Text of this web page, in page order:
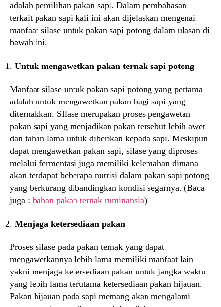
adalah pemilihan pakan sapi. Dalam pembahasan
terkait pakan sapi kali ini akan dijelaskan mengenai
manfaat silase untuk pakan sapi potong dalam ulasan di
bawah ini.
Untuk mengawetkan pakan ternak sapi potong
Manfaat silase untuk pakan sapi potong yang pertama
adalah untuk mengawetkan pakan bagi sapi yang
diternakkan. SIlase merupakan proses pengawetan
pakan sapi yang menjadikan pakan tersebut lebih awet
dan tahan lama untuk diberikan kepada sapi. Meskipun
dapat mengawetkan pakan sapi, silase yang diproses
melalui fermentasi juga memiliki kelemahan dimana
akan terdapat beberapa nutrisi dalam pakan sapi potong
yang berkurang dibandingkan kondisi segarnya. (Baca
juga : bahan pakan ternak ruminansia)
Menjaga ketersediaan pakan
Proses silase pada pakan ternak yang dapat
mengawetkannya lebih lama memiliki manfaat lain
yakni menjaga ketersediaan pakan untuk jangka waktu
yang lebih lama terutama ketersediaan pakan hijauan.
Pakan hijauan pada sapi memang akan mengalami